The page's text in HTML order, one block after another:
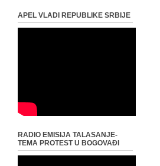
APEL VLADI REPUBLIKE SRBIJE
RADIO EMISIJA TALASANJE-
TEMA PROTEST U BOGOVAĐI